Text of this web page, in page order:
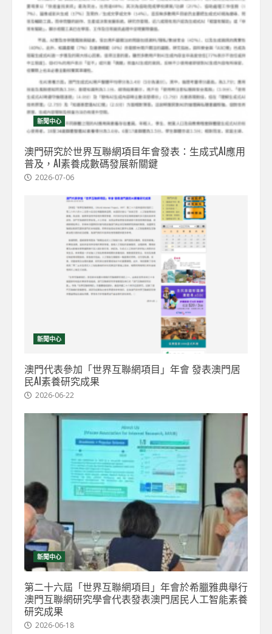
新聞中心
澳門研究於世界互聯網項目年會發表：生成式AI應用
普及，AI素養成數碼發展新關鍵
2026-07-06
新聞中心
澳門代表參加「世界互聯網項目」年會 發表澳門居
民AI素養研究成果
2026-06-22
新聞中心
第二十六屆「世界互聯網項目」年會於希臘雅典舉行
澳門互聯網研究學會代表發表澳門居民人工智能素養
研究成果
2026-06-18